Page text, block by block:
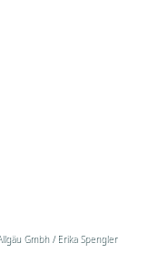
Gmbh / Erika Spengler